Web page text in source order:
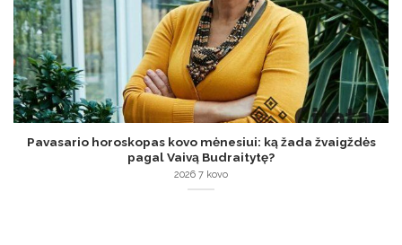
Pavasario horoskopas kovo mėnesiui: ką žada žvaigždės
pagal Vaivą Budraitytę?
2026 7 kovo